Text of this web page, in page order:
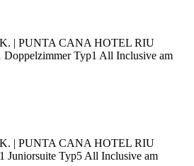
| PUNTA CANA HOTEL RIU
Typ1 All Inclusive am
| PUNTA CANA HOTEL RIU
Juniorsuite Typ5 All Inclusive am